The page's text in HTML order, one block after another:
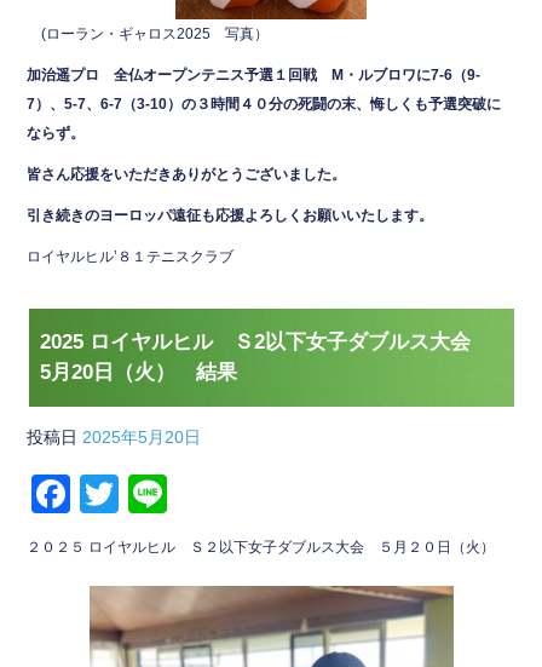
(ローラン・ギャロス2025 写真）
加治遥プロ 全仏オープンテニス予選１回戦 M・ルブロワに7-6（9-
7）、5-7、6-7（3-10）の３時間４０分の死闘の末、悔しくも予選突破に
ならず。
皆さん応援をいただきありがとうございました。
引き続きのヨーロッパ遠征も応援よろしくお願いいたします。
ロイヤルヒル’８１テニスクラブ
2025 ロイヤルヒル Ｓ2以下女子ダブルス大会
5月20日（火） 結果
投稿日 2025年5月20日
F
a
e
b
T
wi
er
n
２０２５ ロイヤルヒル Ｓ２以下女子ダブルス大会 ５月２０日（火）